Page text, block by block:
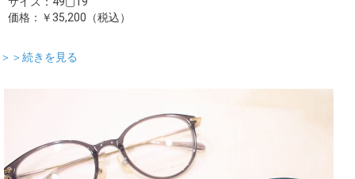
価格：￥35,200（税込）
＞＞続きを見る